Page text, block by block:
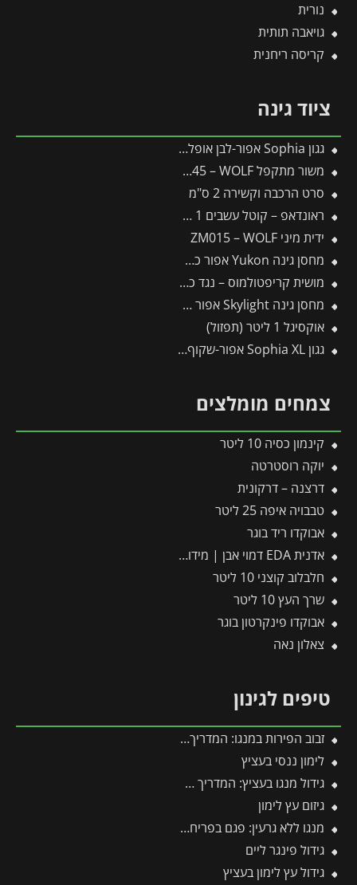
נורית
גויאבה תותית
קריסה ריחנית
ציוד גינה
גגון Sophia אפור-לבן אופל 1X1.6 עיצוב מודרני מבית פלרם – Canopia
משור מתקפל SAW145 – WOLF
סרט הרכבה וקשירה 2 ס"מ
ראונדאפ – קוטל עשבים 1 ליטר
ידית מיני ZM015 – WOLF
מחסן גינה Yukon אפור כהה 3.3X5.2 מבית פלרם – קנופיה
מושית קריפטולמוס – נגד כנימות קמחיות
מחסן גינה Skylight אפור 1.9X2.3 מבית פלרם – קנופיה
אוקסיגל 1 ליטר (תפזול)
גגון Sophia XL אפור-שקוף 1.4X1.9 עיצוב מודרני מבית פלרם – Canopia
צמחים מומלצים
קינמון כסיה 10 ליטר
יוקה רוסטרטה
דרצנה – דרקונית
טבבויה איפה 25 ליטר
אבוקדו ריד בוגר
אדנית EDA דמוי אבן | מידות 79.5×29.5×29.5 ס"מ | אפור בהיר
חלבלוב קוצני 10 ליטר
שרך העץ 10 ליטר
אבוקדו פינקרטון בוגר
צאלון נאה
טיפים לגינון
זבוב הפירות במנגו: המדריך המלא להגנה על היבול מפני עקיצות וריקבון
לימון ננסי בעציץ
גידול מנגו בעציץ: המדריך המלא למקסום פרי במרפסת ובגינה
גיזום עץ לימון
מנגו ללא גרעין: פגם בפריחה או יתרון אקזוטי?
גידול פינגר ליים
גידול עץ לימון בעציץ